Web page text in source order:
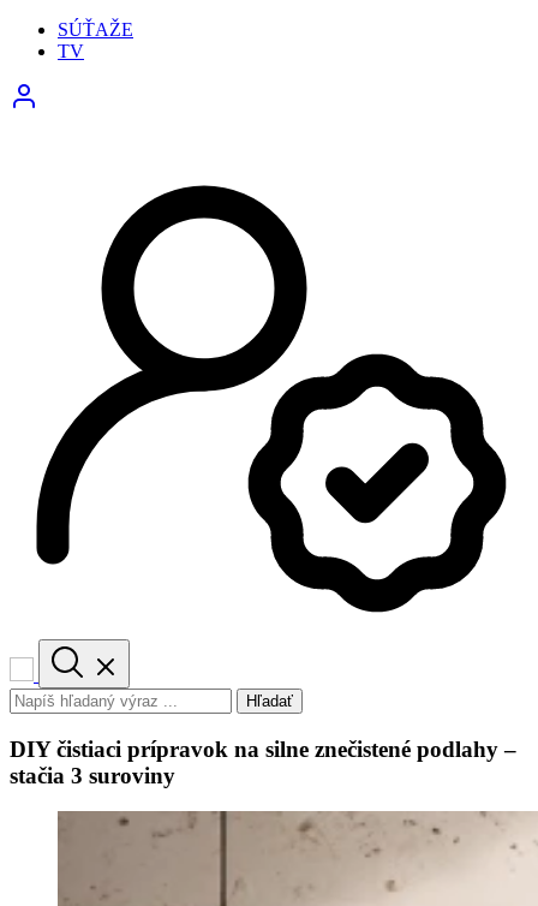
SÚŤAŽE
TV
Hľadať
DIY čistiaci prípravok na silne znečistené podlahy –
stačia 3 suroviny